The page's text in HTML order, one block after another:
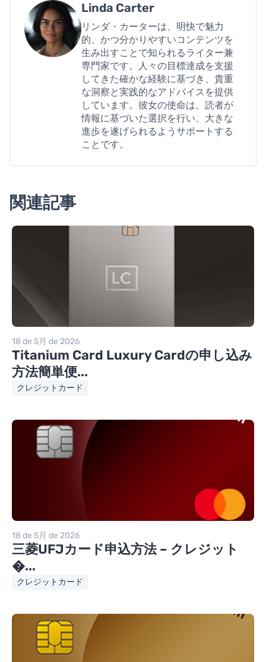
Linda Carter
リンダ・カーターは、明快で魅力
的、かつ分かりやすいコンテンツを
生み出すことで知られるライター兼
専門家です。人々の目標達成を支援
してきた確かな経験に基づき、貴重
な洞察と実践的なアドバイスを提供
しています。彼女の使命は、読者が
情報に基づいた選択を行い、大きな
進歩を遂げられるようサポートする
ことです。
関連記事
18 de 5月 de 2026
Titanium Card Luxury Cardの申し込み
方法簡単便...
クレジットカード
18 de 5月 de 2026
三菱UFJカード申込方法 – クレジット
�...
クレジットカード